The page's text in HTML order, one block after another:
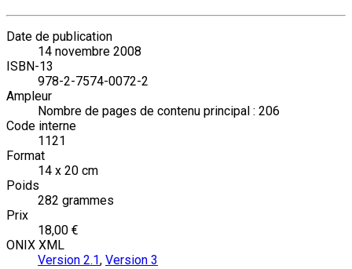
Date de publication
14 novembre 2008
ISBN-13
978-2-7574-0072-2
Ampleur
Nombre de pages de contenu principal : 206
Code interne
1121
Format
14 x 20 cm
Poids
282 grammes
Prix
18,00 €
ONIX XML
Version 2.1, Version 3